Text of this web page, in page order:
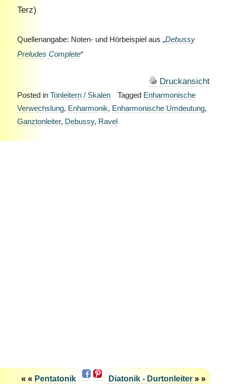
Terz)
Quellenangabe: Noten- und Hörbeispiel aus „Debussy
Preludes Complete“
Druckansicht
Posted in Tonleitern / Skalen Tagged Enharmonische
Verwechslung, Enharmonik, Enharmonische Umdeutung,
Ganztonleiter, Debussy, Ravel
« « Pentatonik Diatonik - Durtonleiter» »